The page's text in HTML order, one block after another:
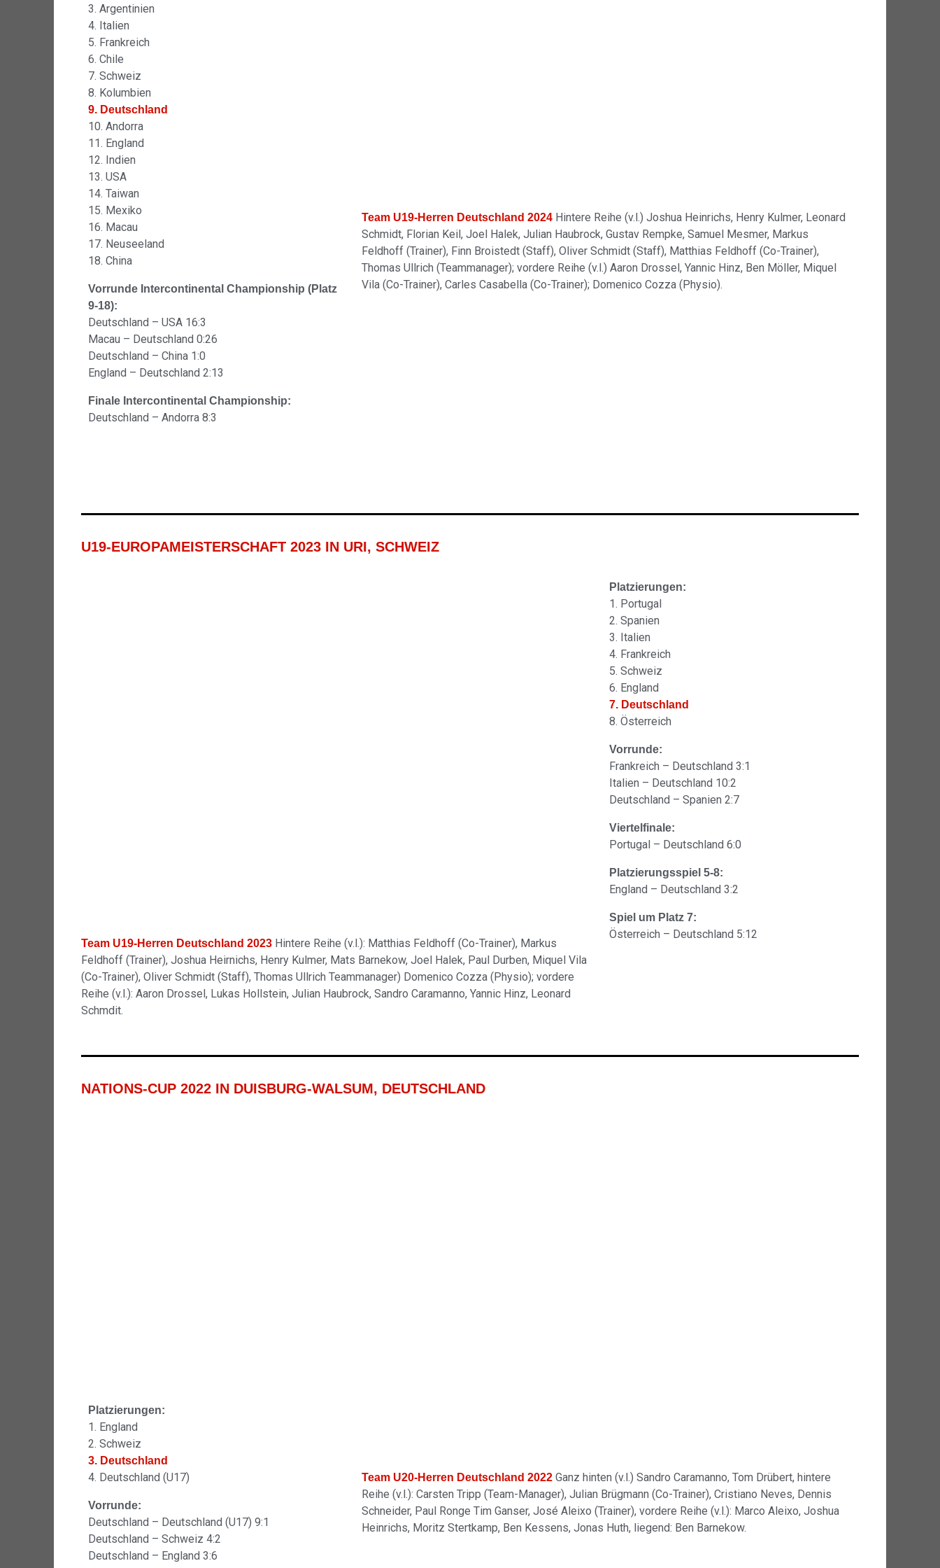
3. Argentinien
4. Italien
5. Frankreich
6. Chile
7. Schweiz
8. Kolumbien
9. Deutschland
10. Andorra
11. England
12. Indien
13. USA
14. Taiwan
15. Mexiko
16. Macau
17. Neuseeland
18. China
Vorrunde Intercontinental Championship (Platz
9-18):
Deutschland – USA 16:3
Macau – Deutschland 0:26
Deutschland – China 1:0
England – Deutschland 2:13
Finale Intercontinental Championship:
Deutschland – Andorra 8:3
Team U19-Herren Deutschland 2024 Hintere Reihe (v.l.) Joshua Heinrichs, Henry Kulmer, Leonard
Schmidt, Florian Keil, Joel Halek, Julian Haubrock, Gustav Rempke, Samuel Mesmer, Markus
Feldhoff (Trainer), Finn Broistedt (Staff), Oliver Schmidt (Staff), Matthias Feldhoff (Co-Trainer),
Thomas Ullrich (Teammanager); vordere Reihe (v.l.) Aaron Drossel, Yannic Hinz, Ben Möller, Miquel
Vila (Co-Trainer), Carles Casabella (Co-Trainer); Domenico Cozza (Physio).
U19-EUROPAMEISTERSCHAFT 2023 IN URI, SCHWEIZ
Team U19-Herren Deutschland 2023Hintere Reihe (v.l.): Matthias Feldhoff (Co-Trainer), Markus
Feldhoff (Trainer), Joshua Heirnichs, Henry Kulmer, Mats Barnekow, Joel Halek, Paul Durben, Miquel Vila
(Co-Trainer), Oliver Schmidt (Staff), Thomas Ullrich Teammanager) Domenico Cozza (Physio); vordere
Reihe (v.l.): Aaron Drossel, Lukas Hollstein, Julian Haubrock, Sandro Caramanno, Yannic Hinz, Leonard
Schmdit.
Platzierungen:
1. Portugal
2. Spanien
3. Italien
4. Frankreich
5. Schweiz
6. England
7. Deutschland
8. Österreich
Vorrunde:
Frankreich – Deutschland 3:1
Italien – Deutschland 10:2
Deutschland – Spanien 2:7
Viertelfinale:
Portugal – Deutschland 6:0
Platzierungsspiel 5-8:
England – Deutschland 3:2
Spiel um Platz 7:
Österreich – Deutschland 5:12
NATIONS-CUP 2022 IN DUISBURG-WALSUM, DEUTSCHLAND
Platzierungen:
1. England
2. Schweiz
3. Deutschland
4. Deutschland (U17)
Vorrunde:
Deutschland – Deutschland (U17) 9:1
Deutschland – Schweiz 4:2
Deutschland – England 3:6
Team U20-Herren Deutschland 2022 Ganz hinten (v.l.) Sandro Caramanno, Tom Drübert, hintere
Reihe (v.l.): Carsten Tripp (Team-Manager), Julian Brügmann (Co-Trainer), Cristiano Neves, Dennis
Schneider, Paul Ronge Tim Ganser, José Aleixo (Trainer),vordere Reihe (v.l.): Marco Aleixo, Joshua
Heinrichs, Moritz Stertkamp, Ben Kessens, Jonas Huth, liegend: Ben Barnekow.